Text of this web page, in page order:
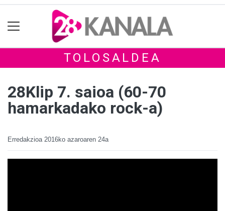
TOLOSALDEA
28Klip 7. saioa (60-70
hamarkadako rock-a)
Erredakzioa 2016ko azaroaren 24a